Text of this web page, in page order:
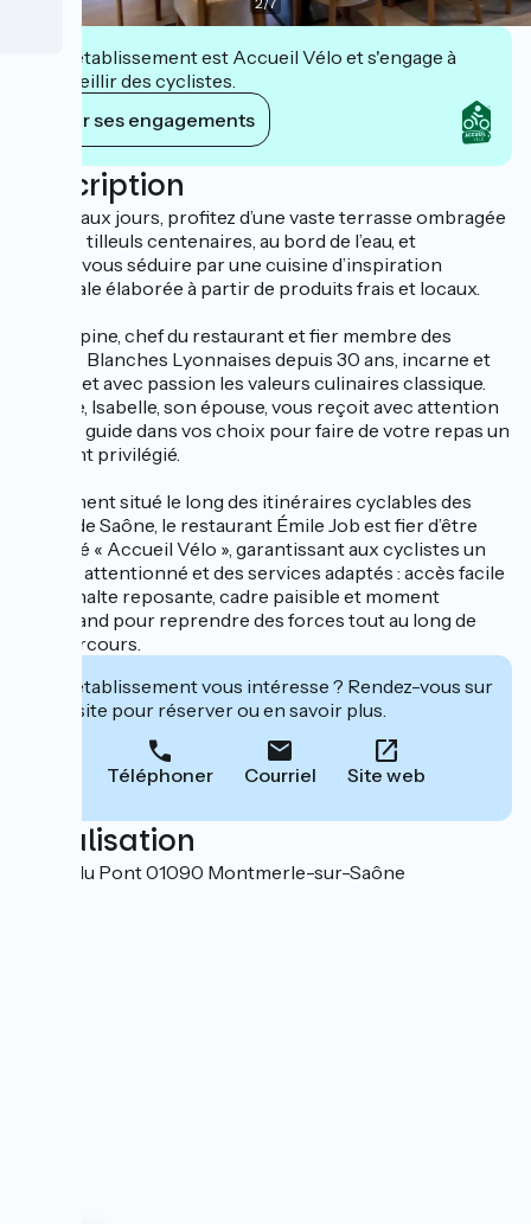
Cet établissement est Accueil Vélo et s'engage à
accueillir des cyclistes.
Voir ses engagements
Description
Aux beaux jours, profitez d’une vaste terrasse ombragée
par des tilleuls centenaires, au bord de l’eau, et
laissez‑vous séduire par une cuisine d’inspiration
régionale élaborée à partir de produits frais et locaux.
Éric Lépine, chef du restaurant et fier membre des
Toques Blanches Lyonnaises depuis 30 ans, incarne et
transmet avec passion les valeurs culinaires classique.
En salle, Isabelle, son épouse, vous reçoit avec attention
et vous guide dans vos choix pour faire de votre repas un
moment privilégié.
Idéalement situé le long des itinéraires cyclables des
bords de Saône, le restaurant Émile Job est fier d’être
labellisé « Accueil Vélo », garantissant aux cyclistes un
accueil attentionné et des services adaptés : accès facile
à vélo, halte reposante, cadre paisible et moment
gourmand pour reprendre des forces tout au long de
leur parcours.
Cet établissement vous intéresse ? Rendez-vous sur
leur site pour réserver ou en savoir plus.
Téléphoner Courriel Site web
Localisation
12 rue du Pont 01090 Montmerle-sur-Saône